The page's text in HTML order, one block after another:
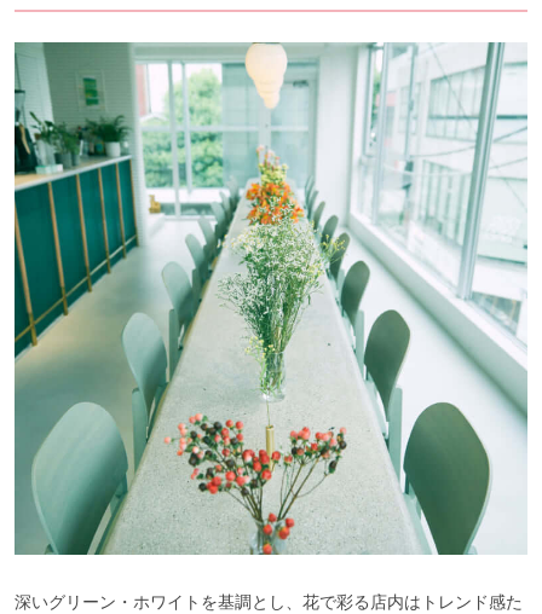
深いグリーン・ホワイトを基調とし、花で彩る店内はトレンド感た